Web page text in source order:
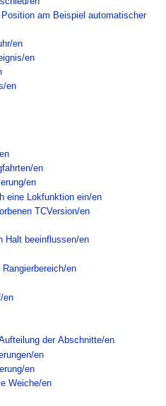
am Beispiel automatischer
en
en
en
en
en
eine Lokfunktion ein/en
TCVersion/en
Halt beeinflussen/en
en
en
der Abschnitte/en
en
en
Weiche/en